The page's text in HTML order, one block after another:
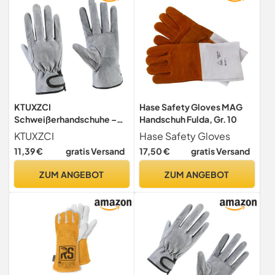
KTUXZCI
Schweißerhandschuhe –
Schutzhandschuhe für
Schweißerhände –
vielseitig einsetzbar bei
Baumschnittarbeiten –
KTUXZCI
11,39 € gratis Versand
ZUM ANGEBOT
Hase Safety Gloves MAG
Handschuh Fulda, Gr. 10
Hase Safety Gloves
17,50 € gratis Versand
ZUM ANGEBOT